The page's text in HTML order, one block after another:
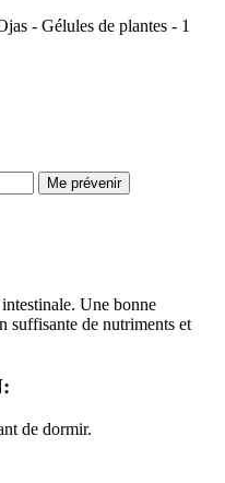
Me prévenir
Une bonne
suffisante de nutriments et
de dormir.